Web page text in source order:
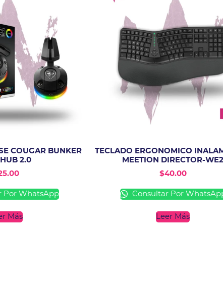
COUGAR BUNKER
2.0
Por WhatsApp
Más
TECLADO ERGONOMICO
MEETION DIRECTOR-WE2
$40.00
Consultar Por
Leer Más